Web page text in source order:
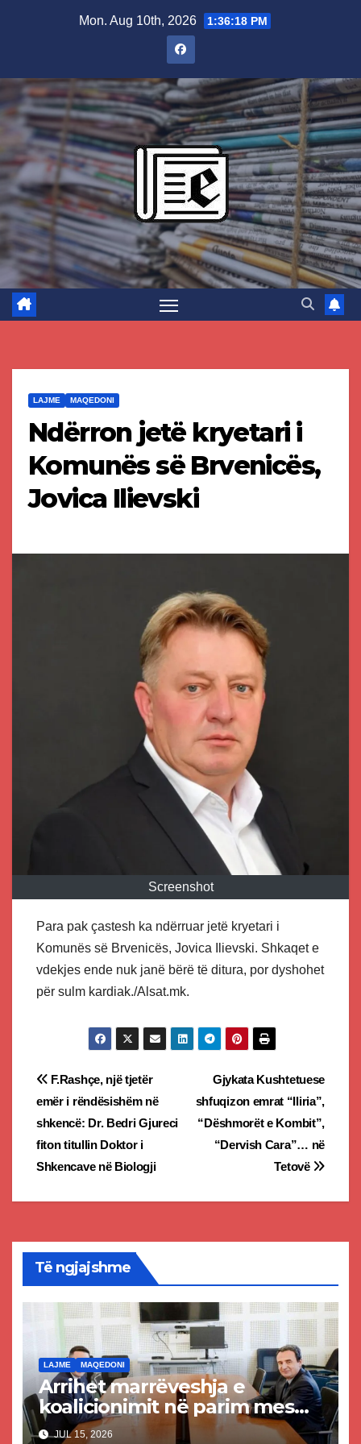
Mon. Aug 10th, 2026 1:36:19 PM
LAJME MAQEDONI
Ndërron jetë kryetari i
Komunës së Brvenicës,
Jovica Ilievski
Screenshot
Para pak çastesh ka ndërruar jetë kryetari i
Komunës së Brvenicës, Jovica Ilievski. Shkaqet e
vdekjes ende nuk janë bërë të ditura, por dyshohet
për sulm kardiak./Alsat.mk.
Post
navigation
Gjykata Kushtetuese
shfuqizon emrat “Iliria”,
“Dëshmorët e Kombit”,
“Dervish Cara”… në
Tetovë
F.Rashçe, një tjetër
emër i rëndësishëm në
shkencë: Dr. Bedri Gjureci
fiton titullin Doktor i
Shkencave në Biologji
Të ngjajshme
LAJME MAQEDONI
Arrihet marrëveshja e
koalicionimit në parim mes
Kurtit dhe Abdixhikut
JUL 15, 2026